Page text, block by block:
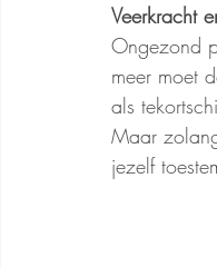
Veerkracht
Ongezond
meer moet
als
Maar
jezelf